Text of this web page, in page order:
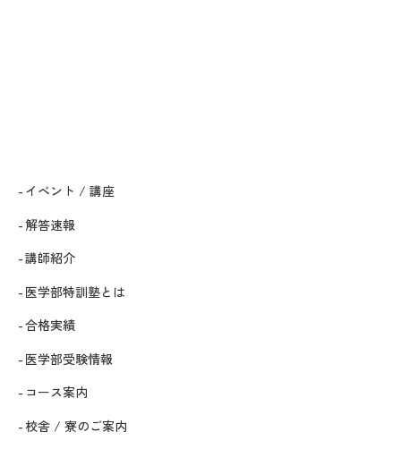
イベント / 講座
解答速報
講師紹介
医学部特訓塾とは
合格実績
医学部受験情報
コース案内
校舎 / 寮のご案内